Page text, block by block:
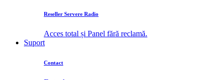
Reseller Servere Radio
Acces total și Panel fără reclamă.
Suport
Contact